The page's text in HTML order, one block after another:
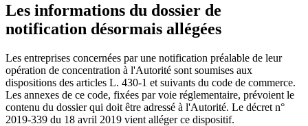
Les informations du dossier de
notification désormais allégées
Les entreprises concernées par une notification préalable de leur
opération de concentration à l'Autorité sont soumises aux
dispositions des articles L. 430-1 et suivants du code de commerce.
Les annexes de ce code, fixées par voie réglementaire, prévoient le
contenu du dossier qui doit être adressé à l'Autorité. Le décret n°
2019-339 du 18 avril 2019 vient alléger ce dispositif.